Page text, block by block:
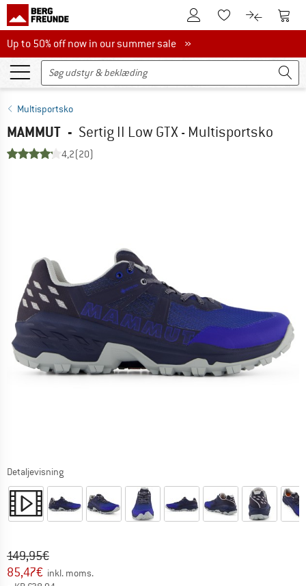
Til kundekontoenTil huskesedlen.
Til Til
Up to 50% off now in our summer sale
Up to 50% off now in our summer sale »
Multisportsko
MAMMUT - Sertig II Low GTX - Multisportsko
4,2(20)
Detaljevisning
Original pris :
149,95€
Pris:
85,47€ inkl. moms.